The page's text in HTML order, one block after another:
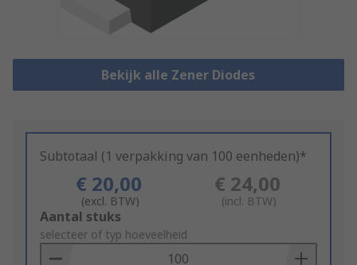
Bekijk alle Zener Diodes
Subtotaal (1 verpakking van 100 eenheden)*
€ 20,00
(excl. BTW)
€ 24,00
(incl. BTW)
Add
to
Basket
Aantal stuks
selecteer of typ hoeveelheid